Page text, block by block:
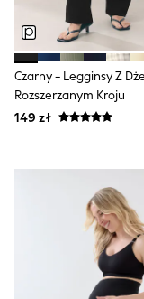
Shorts &
Coats &
Knitwear
Sets &
Tops
Nightwear
Jumpsuits
Multipacks
All Holiday
Tops
Dresses
Shorts
Czarny - Legginsy Z
Rozszerzanym Kroju
149 zł